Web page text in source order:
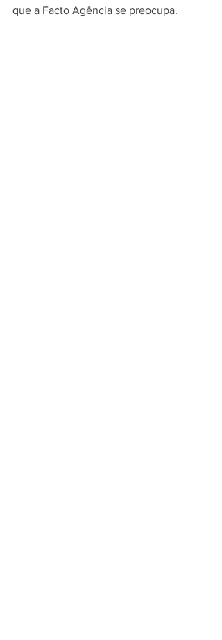
que a Facto Agência se preocupa.